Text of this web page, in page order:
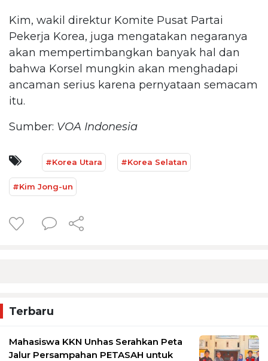
Kim, wakil direktur Komite Pusat Partai
Pekerja Korea, juga mengatakan negaranya
akan mempertimbangkan banyak hal dan
bahwa Korsel mungkin akan menghadapi
ancaman serius karena pernyataan semacam
itu.
Sumber: VOA Indonesia
#Korea Utara #Korea Selatan
#Kim Jong-un
Terbaru
Mahasiswa KKN Unhas Serahkan Peta
Jalur Persampahan PETASAH untuk